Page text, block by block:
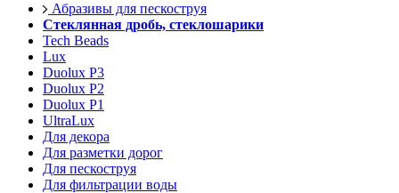
Абразивы для пескоструя
Стеклянная дробь, стеклошарики
Tech Beads
Lux
Duolux P3
Duolux P2
Duolux P1
UltraLux
Для декора
Для разметки дорог
Для пескоструя
Для фильтрации воды